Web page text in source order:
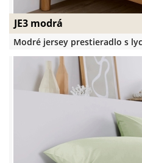
JE3 modrá
Modré jersey prestieradlo s